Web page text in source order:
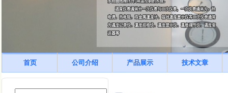
技术文章
产品展示
公司介绍
首页